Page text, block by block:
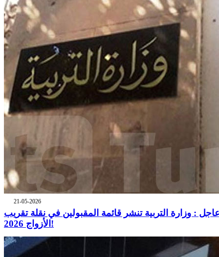
21-05-2026
: وزارة التربية تنشر قائمة المقبولين في نقلة تقريب
الأزواج 2026!